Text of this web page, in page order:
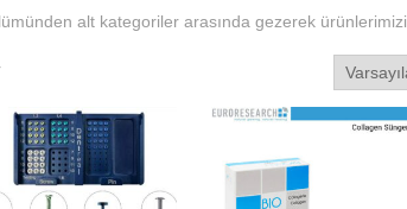
alt kategoriler arasında gezerek